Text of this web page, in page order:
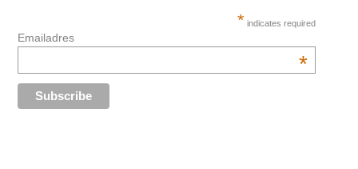
* indicates required
Emailadres
*